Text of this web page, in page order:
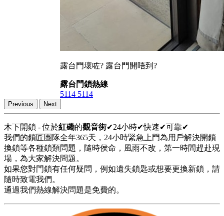
露台門壞咗? 露台門開唔到?
露台門鎖熱線
5114 5114
Previous Next
木下開鎖 - 位於紅磡的觀音街✔24小時✔快速✔可靠✔
我們的鎖匠團隊全年365天，24小時緊急上門為用戶解決開鎖
換鎖等各種鎖類問題，隨時侯命，風雨不改，第一時間趕赴現
場，為大家解決問題。
如果您對門鎖有任何疑問，例如遺失鎖匙或想要更換新鎖，請
隨時致電我們。
通過我們熱線解決問題是免費的。